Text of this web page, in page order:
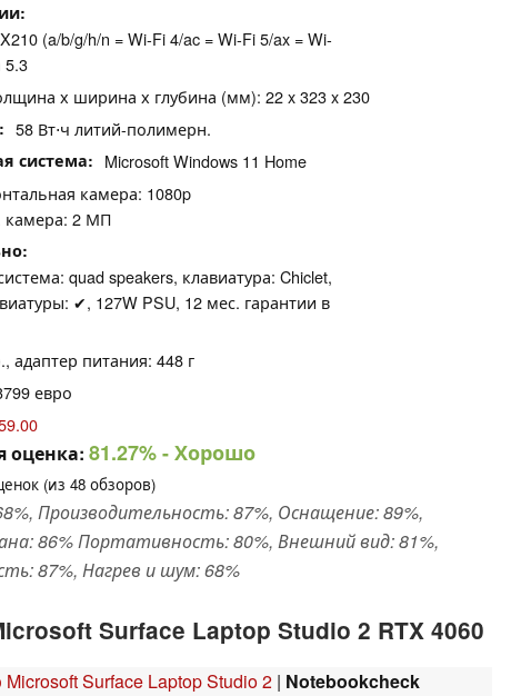
(a/b/g/h/n = Wi-Fi 4/ac = Wi-Fi 5/ax = Wi-
5.3
х ширина х глубина (мм): 22 x 323 x 230
58 Вт⋅ч литий-полимерн.
система Microsoft Windows 11 Home
камера: 1080p
камера: 2 МП
quad speakers, клавиатура: Chiclet,
✔, 127W PSU, 12 мес. гарантии в
адаптер питания: 448 г
евро
оценка: 81.27%- Хорошо
(из 48 обзоров)
Производительность: 87%, Оснащение: 89%,
86% Портативность: 80%, Внешний вид: 81%,
87%, Нагрев и шум: 68%
Surface Laptop Studio 2 RTX 4060
Surface Laptop Studio 2 | Notebookcheck